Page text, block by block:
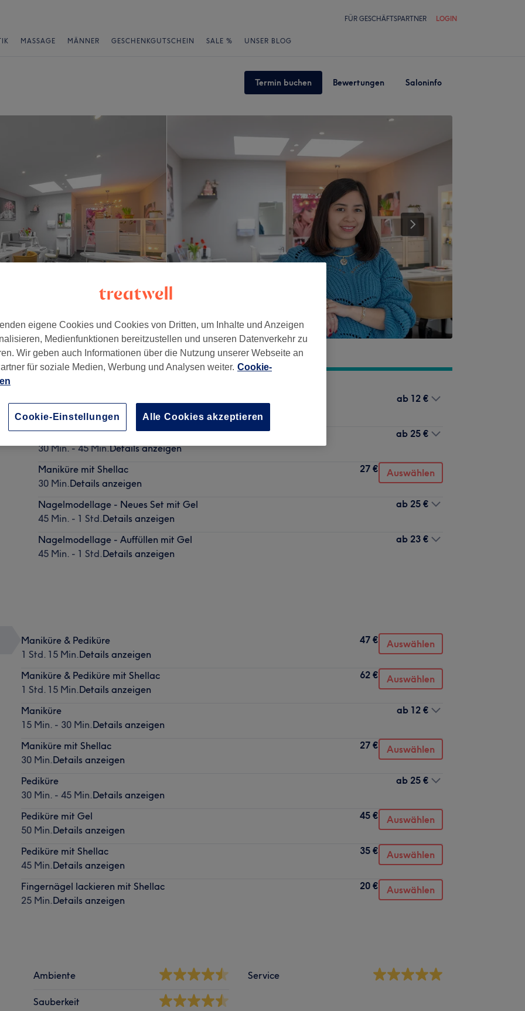
FÜR GESCHÄFTSPARTNER LOGIN
MASSAGE MÄNNER GESCHENKGUTSCHEIN SALE % UNSER BLOG
Termin buchen Bewertungen Saloninfo
15 Min. - 30 Min.Details anzeigen
ab 12 €
Pediküre
30 Min. - 45 Min.Details anzeigen
ab 25 €
Maniküre mit Shellac
30 Min.Details anzeigen
27 € Auswählen
Nagelmodellage - Neues Set mit Gel
45 Min. - 1 Std.Details anzeigen
ab 25 €
Nagelmodellage - Auffüllen mit Gel
45 Min. - 1 Std.Details anzeigen
ab 23 €
Maniküre & Pediküre
1 Std. 15 Min.Details anzeigen
47 € Auswählen
Maniküre & Pediküre mit Shellac
1 Std. 15 Min.Details anzeigen
62 € Auswählen
Maniküre
15 Min. - 30 Min.Details anzeigen
ab 12 €
Maniküre mit Shellac
30 Min.Details anzeigen
27 € Auswählen
Pediküre
30 Min. - 45 Min.Details anzeigen
ab 25 €
Pediküre mit Gel
50 Min.Details anzeigen
45 € Auswählen
Pediküre mit Shellac
45 Min.Details anzeigen
35 € Auswählen
Fingernägel lackieren mit Shellac
25 Min.Details anzeigen
20 € Auswählen
Ambiente
Sauberkeit
Service
eigene Cookies und Cookies von Dritten, um Inhalte und Anzeigen
Medienfunktionen bereitzustellen und unseren Datenverkehr zu
Wir geben auch Informationen über die Nutzung unserer Webseite an
für soziale Medien, Werbung und Analysen weiter. Cookie-
Cookie-Einstellungen Alle Cookies akzeptieren